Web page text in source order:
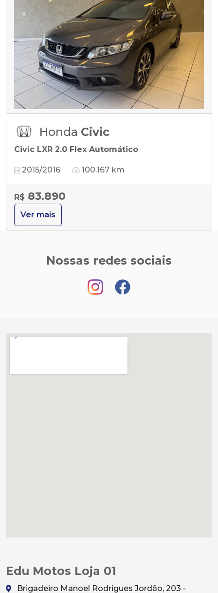
Honda Civic
Civic LXR 2.0 Flex Automático
2015/2016 100.167 km
R$ 83.890
Ver mais
Nossas redes sociais
Edu Motos Loja 01
Brigadeiro Manoel Rodrigues Jordão, 203 -